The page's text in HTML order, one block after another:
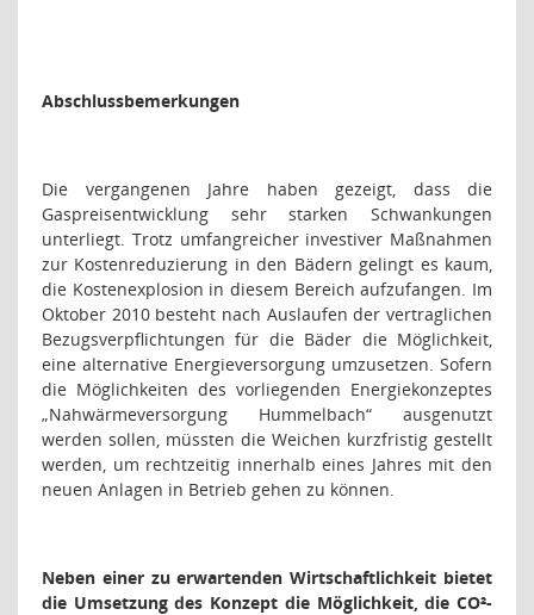
Abschlussbemerkungen
Die vergangenen Jahre haben gezeigt, dass die
Gaspreisentwicklung sehr starken Schwankungen
unterliegt. Trotz umfangreicher investiver Maßnahmen
zur Kostenreduzierung in den Bädern gelingt es kaum,
die Kostenexplosion in diesem Bereich aufzufangen. Im
Oktober 2010 besteht nach Auslaufen der vertraglichen
Bezugsverpflichtungen für die Bäder die Möglichkeit,
eine alternative Energieversorgung umzusetzen. Sofern
die Möglichkeiten des vorliegenden Energiekonzeptes
„Nahwärmeversorgung Hummelbach“ ausgenutzt
werden sollen, müssten die Weichen kurzfristig gestellt
werden, um rechtzeitig innerhalb eines Jahres mit den
neuen Anlagen in Betrieb gehen zu können.
Neben einer zu erwartenden Wirtschaftlichkeit bietet
die Umsetzung des Konzept die Möglichkeit, die CO²-